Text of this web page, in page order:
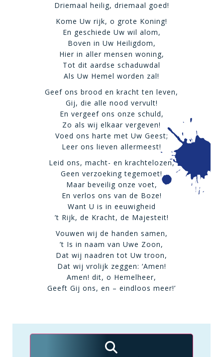
Driemaal heilig, driemaal goed!
Kome Uw rijk, o grote Koning!
En geschiede Uw wil alom,
Boven in Uw Heiligdom,
Hier in aller mensen woning,
Tot dit aardse schaduwdal
Als Uw Hemel worden zal!
Geef ons brood en kracht ten leven,
Gij, die alle nood vervult!
En vergeef ons onze schuld,
Zo als wij elkaar vergeven!
Voed ons harte met Uw Geest;
Leer ons lieven allermeest!
Leid ons, macht- en krachtelozen,
Geen verzoeking tegemoet!
Maar beveilig onze voet,
En verlos ons van de Boze!
Want U is in eeuwigheid
’t Rijk, de Kracht, de Majesteit!
Vouwen wij de handen samen,
’t Is in naam van Uwe Zoon,
Dat wij naadren tot Uw troon,
Dat wij vrolijk zeggen: ‘Amen!
Amen! dit, o Hemelheer,
Geeft Gij ons, en – eindloos meer!’